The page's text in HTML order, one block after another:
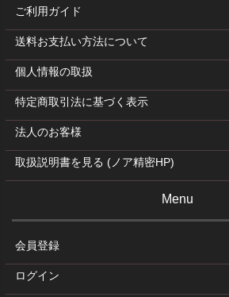
ご利用ガイド
送料お支払い方法について
個人情報の取扱
特定商取引法に基づく表示
法人のお客様
取扱説明書を見る (ノア精密HP)
Menu
会員登録
ログイン